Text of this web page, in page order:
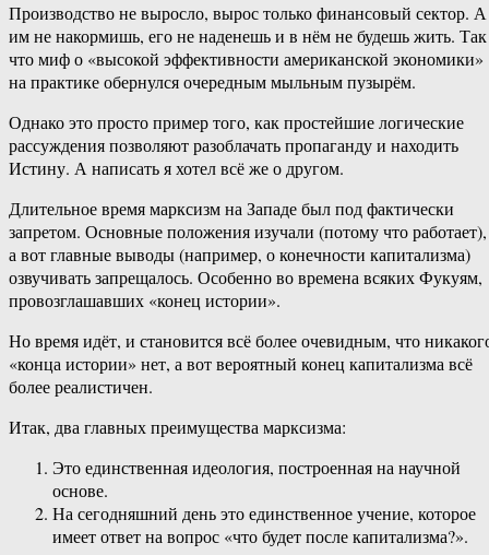
Производство не выросло, вырос только финансовый сектор. А
им не накормишь, его не наденешь и в нём не будешь жить. Так
что миф о «высокой эффективности американской экономики»
на практике обернулся очередным мыльным пузырём.
Однако это просто пример того, как простейшие логические
рассуждения позволяют разоблачать пропаганду и находить
Истину. А написать я хотел всё же о другом.
Длительное время марксизм на Западе был под фактически
запретом. Основные положения изучали (потому что работает),
а вот главные выводы (например, о конечности капитализма)
озвучивать запрещалось. Особенно во времена всяких Фукуям,
провозглашавших «конец истории».
Но время идёт, и становится всё более очевидным, что
«конца истории» нет, а вот вероятный конец капитализма всё
более реалистичен.
Итак, два главных преимущества марксизма:
Это единственная идеология, построенная на научной
основе.
На сегодняшний день это единственное учение, которое
имеет ответ на вопрос «что будет после капитализма?».